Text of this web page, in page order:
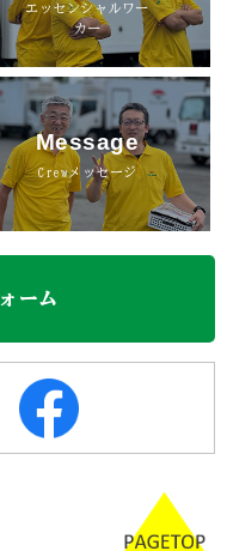
エッセンシャルワー
カー
Message
Crewメッセージ
ーム